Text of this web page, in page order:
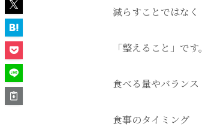
減らすことではなく
「整えること」です。
食べる量やバランス
食事のタイミング